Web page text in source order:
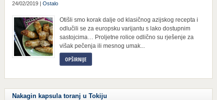
24/02/2019 | Ostalo
Otišli smo korak dalje od klasičnog azijskog recepta i
odlučili se za europsku varijantu s lako dostupnim
sastojcima… Proljetne rolice odlično su rješenje za
višak pečenja ili mesnog umak...
OPŠIRNIJE
Nakagin kapsula toranj u Tokiju